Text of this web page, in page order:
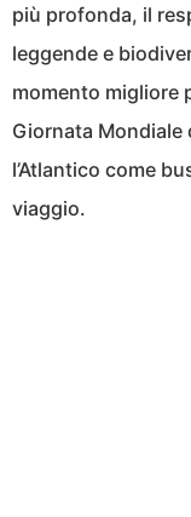
più profonda, il
leggende e
momento migliore
Giornata Mondiale
l’Atlantico come
viaggio.